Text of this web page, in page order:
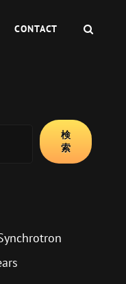
CONTACT
検
索